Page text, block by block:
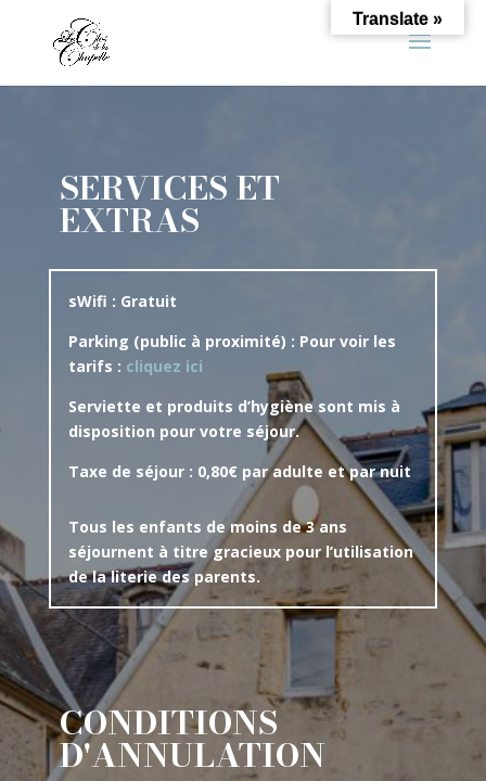
SERVICES ET
EXTRAS
sWifi : Gratuit
Parking (public à proximité) : Pour voir les
tarifs : cliquez ici
Serviette et produits d’hygiène sont mis à
disposition pour votre séjour.
Taxe de séjour : 0,80€ par adulte et par nuit
Tous les enfants de moins de 3 ans
séjournent à titre gracieux pour l’utilisation
de la literie des parents.
CONDITIONS
D'ANNULATION
Translate »